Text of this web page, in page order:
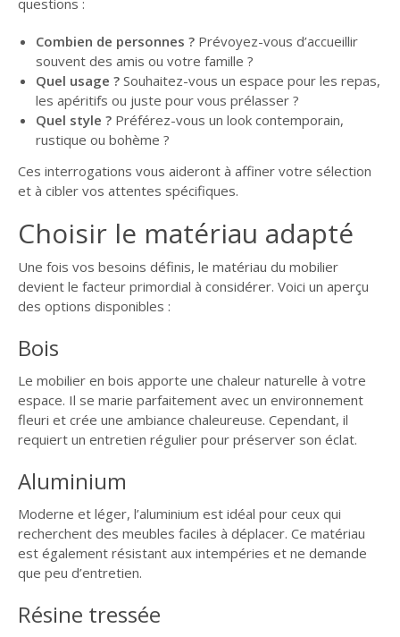
questions :
Combien de personnes ?Prévoyez-vous d’accueillir
souvent des amis ou votre famille ?
Quel usage ?Souhaitez-vous un espace pour les repas,
les apéritifs ou juste pour vous prélasser ?
Quel style ?Préférez-vous un look contemporain,
rustique ou bohème ?
Ces interrogations vous aideront à affiner votre sélection
et à cibler vos attentes spécifiques.
Choisir le matériau adapté
Une fois vos besoins définis, le matériau du mobilier
devient le facteur primordial à considérer. Voici un aperçu
des options disponibles :
Bois
Le mobilier en bois apporte une chaleur naturelle à votre
espace. Il se marie parfaitement avec un environnement
fleuri et crée une ambiance chaleureuse. Cependant, il
requiert un entretien régulier pour préserver son éclat.
Aluminium
Moderne et léger, l’aluminium est idéal pour ceux qui
recherchent des meubles faciles à déplacer. Ce matériau
est également résistant aux intempéries et ne demande
que peu d’entretien.
Résine tressée